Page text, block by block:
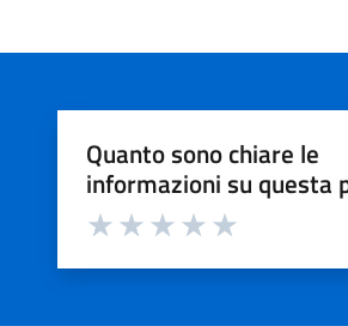
Quanto sono chiare le
informazioni su questa
Valuta da 1 a 5 stelle la pagina